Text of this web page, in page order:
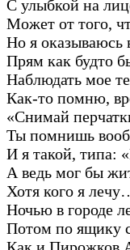
С улыбкой на
Может от того,
Но я оказываюсь
Прям как будто
Наблюдать мое
Как-то помню,
«Снимай
Ты помнишь
И я такой, типа:
А ведь мог бы
Хотя кого я
Ночью в городе
Потом по ящику